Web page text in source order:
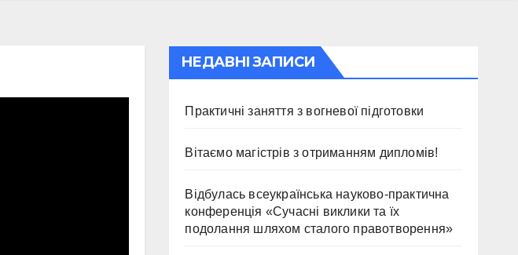
НЕДАВНІ ЗАПИСИ
Практичні заняття з вогневої підготовки
Вітаємо магістрів з отриманням дипломів!
Відбулась всеукраїнська науково-практична
конференція «Сучасні виклики та їх
подолання шляхом сталого правотворення»